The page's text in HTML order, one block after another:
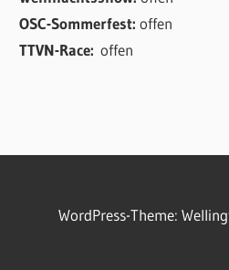
OSC-Sommerfest:offen
TTVN-Race:offen
WordPress-Theme: